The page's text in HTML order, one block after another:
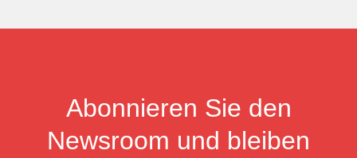
Abonnieren Sie den
Newsroom und bleiben